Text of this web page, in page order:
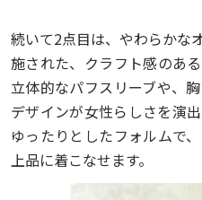
続いて2点目は、やわらかな
施された、クラフト感のあ
立体的なパフスリーブや、
デザインが女性らしさを演
ゆったりとしたフォルムで
上品に着こなせます。